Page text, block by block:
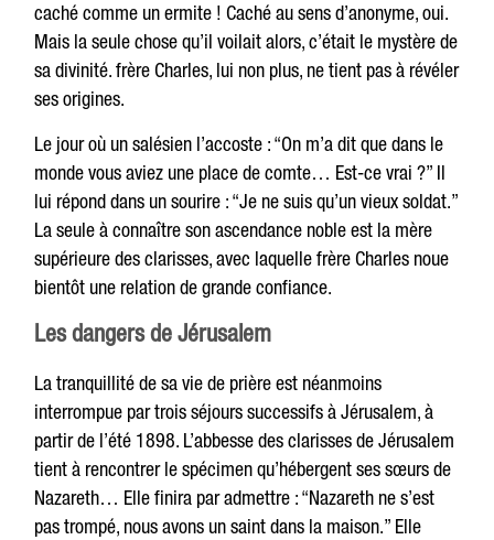
caché comme un ermite ! Caché au sens d’anonyme, oui.
Mais la seule chose qu’il voilait alors, c’était le mystère de
sa divinité. frère Charles, lui non plus, ne tient pas à révéler
ses origines.
Le jour où un salésien l’accoste : “On m’a dit que dans le
monde vous aviez une place de comte… Est-ce vrai ?” Il
lui répond dans un sourire : “Je ne suis qu’un vieux soldat.”
La seule à connaître son ascendance noble est la mère
supérieure des clarisses, avec laquelle frère Charles noue
bientôt une relation de grande confiance.
Les dangers de Jérusalem
La tranquillité de sa vie de prière est néanmoins
interrompue par trois séjours successifs à Jérusalem, à
partir de l’été 1898. L’abbesse des clarisses de Jérusalem
tient à rencontrer le spécimen qu’hébergent ses sœurs de
Nazareth… Elle finira par admettre : “Nazareth ne s’est
pas trompé, nous avons un saint dans la maison.” Elle